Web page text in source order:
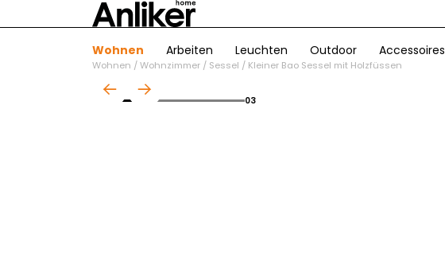
Wohnen Arbeiten Leuchten Outdoor Accessoires
Wohnen /Wohnzimmer / Sessel / Kleiner Bao Sessel mit Holzfüssen
03